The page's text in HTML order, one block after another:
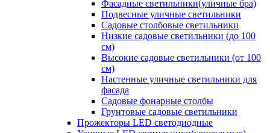
Фасадные светильники(уличные бра)
Подвесные уличные светильники
Садовые столбовые светильники
Низкие садовые светильники (до 100
см)
Высокие садовые светильники (от 100
см)
Настенные уличные светильники для
фасада
Садовые фонарные столбы
Грунтовые садовые светильники
Прожекторы LED светодиодные